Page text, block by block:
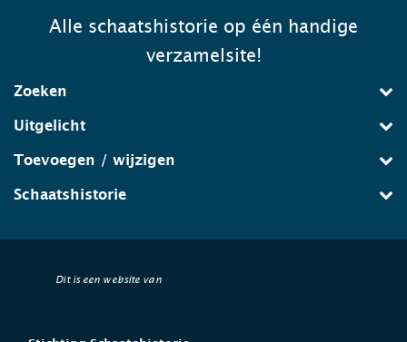
Alle schaatshistorie op één handige
verzamelsite!
Zoeken
Uitgelicht
Toevoegen / wijzigen
Schaatshistorie
Dit is een website van